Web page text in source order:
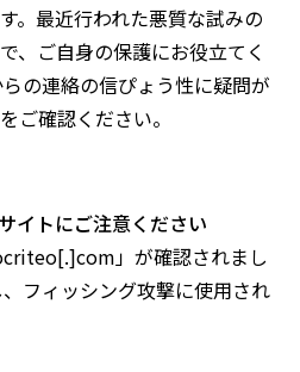
。最近行われた悪質な試みの
、ご自身の保護にお役立てく
の連絡の信ぴょう性に疑問が
ご確認ください。
イトにご注意ください
」が確認されまし
フィッシング攻撃に使用され